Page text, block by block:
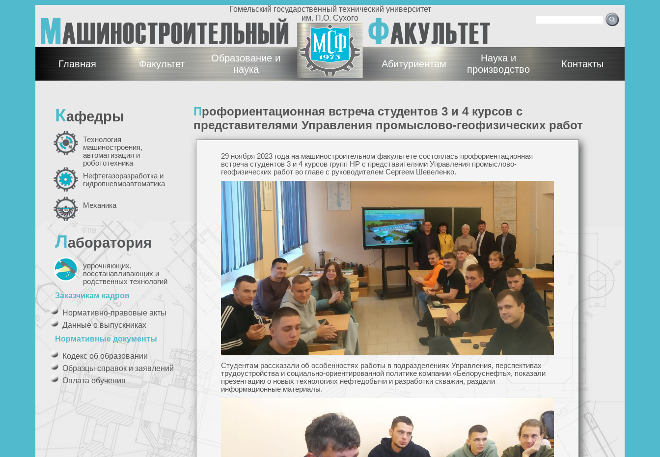
Гомельский государственный технический университет
им. П.О. Сухого
МАШИНОСТРОИТЕЛЬНЫЙ ФАКУЛЬТЕТ
Главная Факультет
Образование и
наука
Абитуриентам
Наука и
производство
Контакты
Профориентационная встреча студентов 3 и 4 курсов с
представителями Управления промыслово-геофизических работ
29 ноября 2023 года на машиностроительном факультете состоялась профориентационная
встреча студентов 3 и 4 курсов групп НР с представителями Управления промыслово-
геофизических работ во главе с руководителем Сергеем Шевеленко.
Студентам рассказали об особенностях работы в подразделениях Управления, перспективах
трудоустройства и социально-ориентированной политике компании «Белоруснефть», показали
презентацию о новых технологиях нефтедобычи и разработки скважин, раздали
информационные материалы.
Кафедры
Технология
машиностроения,
автоматизация и
робототехника
Нефтегазоразработка и
гидропневмоавтоматика
Механика
Лаборатория
упрочняющих,
восстанавливающих и
родственных технологий
Заказчикам кадров
Нормативно-правовые акты
Данные о выпускниках
Нормативные документы
Кодекс об образовании
Образцы справок и заявлений
Оплата обучения